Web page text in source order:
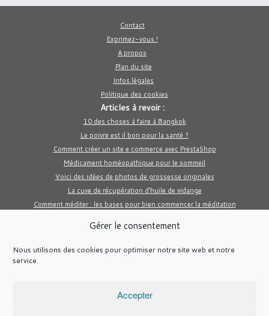
Gérer le consentement
Nous utilisons des cookies pour optimiser notre site web et notre
service.
Accepter
Contact
Exprimez-vous !
A propos
Plan du site
Infos légales
Politique des cookies
Articles à revoir :
10 des choses à faire à Bangkok
Le poivre est il bon pour la santé ?
Comment créer un site e commerce avec PrestaShop
Médicament homéopathique pour le sommeil
Voici des idées de photos de grossesse originales
La cuve de récupération d’huile de vidange
Comment méditer : les bases pour bien commencer la méditation